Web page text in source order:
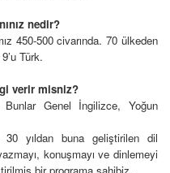
nedir?
450-500 civarında. 70 ülkeden
Türk.
verir misniz?
Bunlar Genel İngilizce, Yoğun
30 yıldan buna geliştirilen dil
konuşmayı ve dinlemeyi